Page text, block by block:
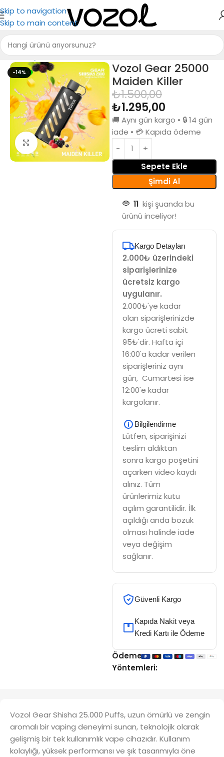
Skip to navigation
Skip to main content
Ana Sayfa Puff Bar
-14%
Büyütmek için tıkla
Vozol Gear 25000
Maiden Killer
₺1.500,00
₺1.295,00
🚚 Aynı gün kargo • 🔒 14 gün
iade • 💳 Kapıda ödeme
Sepete Ekle
Şimdi Al
11 kişi şuanda bu
ürünü inceliyor!
Kargo Detayları
2.000₺ üzerindeki
siparişlerinize
ücretsiz kargo
uygulanır.
2.000₺'ye kadar
olan siparişlerinizde
kargo ücreti sabit
95₺'dir. Hafta içi
16:00'a kadar verilen
siparişleriniz aynı
gün, Cumartesi ise
12:00'e kadar
kargolanır.
Bilgilendirme
Lütfen, siparişinizi
teslim aldıktan
sonra kargo poşetini
açarken video kaydı
alınız. Tüm
ürünlerimiz kutu
açılım garantilidir. İlk
açıldığı anda bozuk
olması halinde iade
veya değişim
sağlanır.
Güvenli Kargo
Kapıda Nakit veya
Kredi Kartı ile Ödeme
Ödeme
Yöntemleri:
Vozol Gear Shisha 25.000 Puffs, uzun ömürlü ve zengin
aromalı bir vaping deneyimi sunan, teknolojik olarak
gelişmiş bir tek kullanımlık vape cihazıdır. Kullanım
kolaylığı, yüksek performansı ve şık tasarımıyla öne